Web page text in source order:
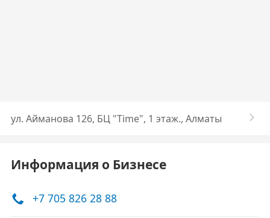
ул. Айманова 126, БЦ "Time", 1 этаж., Алматы
Информация о Бизнесе
+7 705 826 28 88